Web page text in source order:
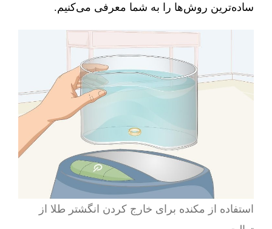
ساده‌ترین روش‌ها را به شما معرفی می‌کنیم.
استفاده از مکنده برای خارج کردن انگشتر طلا از